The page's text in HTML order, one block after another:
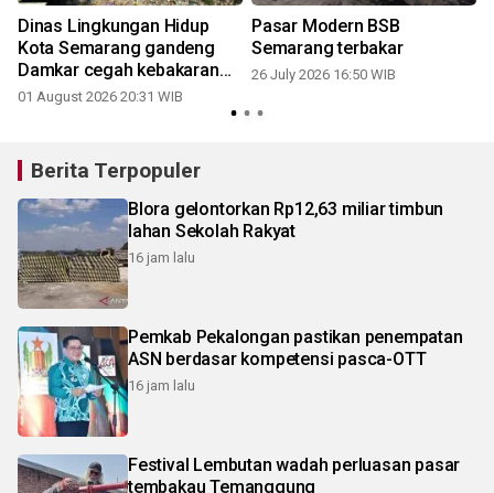
Dinas Lingkungan Hidup
Kota Semarang gandeng
Damkar cegah kebakaran
TPA Jatibarang
01 August 2026 20:31 WIB
Pasar Modern BSB
Semarang terbakar
26 July 2026 16:50 WIB
Berita Terpopuler
Blora gelontorkan Rp12,63 miliar timbun
lahan Sekolah Rakyat
16 jam lalu
Pemkab Pekalongan pastikan penempatan
ASN berdasar kompetensi pasca-OTT
16 jam lalu
Festival Lembutan wadah perluasan pasar
tembakau Temanggung